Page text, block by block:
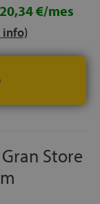
máxima
o
20,34 €/mes
info)
Store